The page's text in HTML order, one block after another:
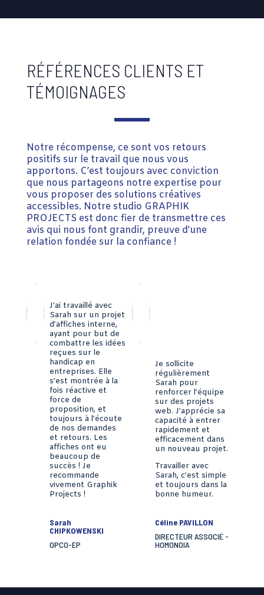
RÉFÉRENCES CLIENTS ET
TÉMOIGNAGES
Notre récompense, ce sont vos retours
positifs sur le travail que nous vous
apportons. C’est toujours avec conviction
que nous partageons notre expertise pour
vous proposer des solutions créatives
accessibles. Notre studio GRAPHIK
PROJECTS est donc fier de transmettre ces
avis qui nous font grandir, preuve d’une
relation fondée sur la confiance !
J’ai travaillé avec
Sarah sur un projet
d’affiches interne,
ayant pour but de
combattre les idées
reçues sur le
handicap en
entreprises. Elle
s’est montrée à la
fois réactive et
force de
proposition, et
toujours à l’écoute
de nos demandes
et retours. Les
affiches ont eu
beaucoup de
succès ! Je
recommande
vivement Graphik
Projects !
Sarah
CHIPKOWENSKI
OPCO-EP
Je sollicite
régulièrement
Sarah pour
renforcer l’équipe
sur des projets
web. J’apprécie sa
capacité à entrer
rapidement et
efficacement dans
un nouveau projet.
Travailler avec
Sarah, c’est simple
et toujours dans la
bonne humeur.
Céline PAVILLON
DIRECTEUR ASSOCIÉ -
HOMONOIA